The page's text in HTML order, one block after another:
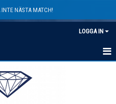
NÄSTA MATCH!
LOGGA IN